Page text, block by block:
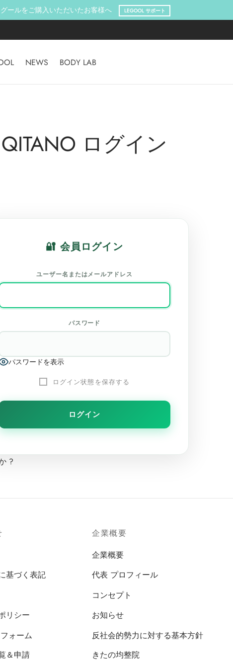
ールをご購入いただいたお客様へ LEGOOL サポート
NEWS BODY LAB
QITANO ログイン
ユーザー名またはメールアドレス
パスワード
パスワードを表示
ログイン状態を保存する
?
基づく表記
リシー
ォーム
＆申請
企業概要
企業概要
代表 プロフィール
コンセプト
お知らせ
反社会的勢力に対する基本方針
きたの均整院